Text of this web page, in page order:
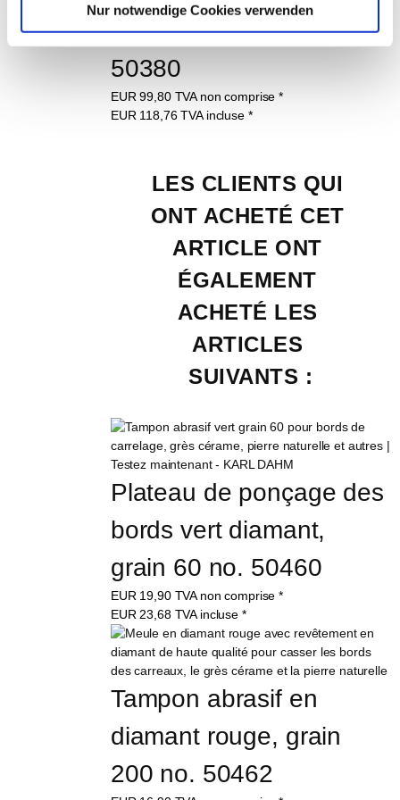
Nur notwendige Cookies verwenden
diamantés No. d'article
50380
EUR99,80 TVA non comprise *
EUR 118,76TVA incluse *
LES CLIENTS QUI
ONT ACHETÉ CET
ARTICLE ONT
ÉGALEMENT
ACHETÉ LES
ARTICLES
SUIVANTS :
Plateau de ponçage des
bords vert diamant,
grain 60 no. 50460
EUR 19,90 TVA non comprise *
EUR 23,68 TVA incluse *
Tampon abrasif en
diamant rouge, grain
200 no. 50462